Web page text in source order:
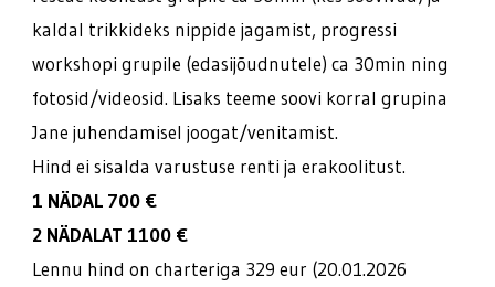
kaldal trikkideks nippide jagamist, progressi
workshopi grupile (edasijõudnutele) ca 30min ning
fotosid/videosid. Lisaks teeme soovi korral grupina
Jane juhendamisel joogat/venitamist.
Hind ei sisalda varustuse renti ja erakoolitust.
1 NÄDAL 700 €
2 NÄDALAT 1100 €
Lennu hind on charteriga 329 eur (20.01.2026